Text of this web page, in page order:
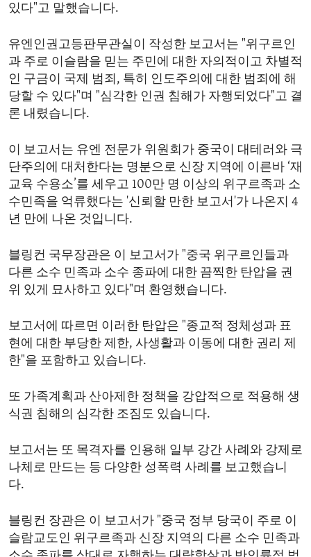
ECONOMY AND TRADE
IDEALS AND INSTITUTIONS
있다"고 말했습니다.
유엔인권고등판무관실이 작성한 보고서는 "위구르인
과 주로 이슬람을 믿는 주민에 대한 자의적이고 차별적
인 구금이 국제 범죄, 특히 인도주의에 대한 범죄에 해
당할 수 있다"며 "심각한 인권 침해가 자행되었다"고 결
론 내렸습니다.
이 보고서는 유엔 전문가 위원회가 중국이 대테러와 극
단주의에 대처한다는 명분으로 신장 지역에 이른바 ‘재
교육 수용소’를 세우고 100만 명 이상의 위구르족과 소
수민족을 억류했다는 '신뢰할 만한 보고서'가 나온지 4
년 만에 나온 것입니다.
블링컨 국무장관은 이 보고서가 "중국 위구르인들과
다른 소수 민족과 소수 종파에 대한 끔찍한 탄압을 권
위 있게 묘사하고 있다"며 환영했습니다.
보고서에 따르면 이러한 탄압은 "종교적 정체성과 표
현에 대한 부당한 제한, 사생활과 이동에 대한 권리 제
한"을 포함하고 있습니다.
또 가족계획과 산아제한 정책을 강압적으로 적용해 생
식권 침해의 심각한 조짐도 있습니다.
보고서는 또 목격자를 인용해 일부 강간 사례와 강제로
나체로 만드는 등 다양한 성폭력 사례를 보고했습니
다.
블링컨 장관은 이 보고서가 "중국 정부 당국이 주로 이
슬람교도인 위구르족과 신장 지역의 다른 소수 민족과